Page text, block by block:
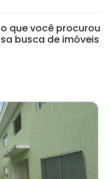
que você procurou
busca de imóveis